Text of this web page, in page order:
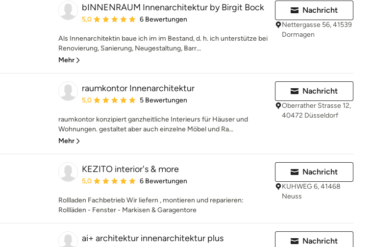
bINNENRAUM Innenarchitektur by Birgit Bock
Durchschnittliche Bewertung: 5 von 5 Sternen
5,0 6 Bewertungen
Als Innenarchitektin baue ich im im Bestand, d. h. ich unterstütze bei
Renovierung, Sanierung, Neugestaltung, Barr...
Mehr
Nachricht
Nettergasse 56, 41539
Dormagen
raumkontor Innenarchitektur
Durchschnittliche Bewertung: 5 von 5 Sternen
5,0 5 Bewertungen
raumkontor konzipiert ganzheitliche Interieurs für Häuser und
Wohnungen. gestaltet aber auch einzelne Möbel und Ra...
Mehr
Nachricht
Oberrather Strasse 12,
40472 Düsseldorf
KEZITO interior's & more
Durchschnittliche Bewertung: 5 von 5 Sternen
5,0 6 Bewertungen
Rollladen Fachbetrieb Wir liefern , montieren und reparieren:
Rollläden - Fenster - Markisen & Garagentore
Nachricht
KUHWEG 6, 41468
Neuss
ai+ architektur innenarchitektur plus Nachricht